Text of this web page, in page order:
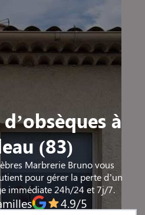
à
(83)
Marbrerie Bruno vous
pour gérer la perte d’un
immédiate 24h/24 et 7j/7.
4.9/5